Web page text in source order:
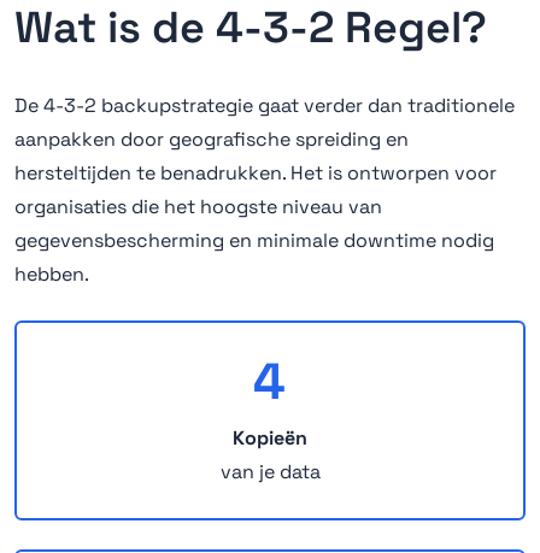
Wat is de 4-3-2 Regel?
De 4-3-2 backupstrategie gaat verder dan traditionele
aanpakken door geografische spreiding en
hersteltijden te benadrukken. Het is ontworpen voor
organisaties die het hoogste niveau van
gegevensbescherming en minimale downtime nodig
hebben.
4
Kopieën
van je data